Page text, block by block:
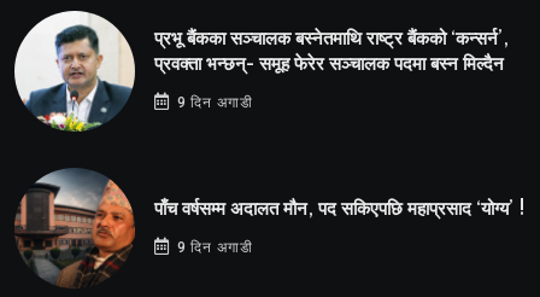
प्रभू बैंकका सञ्चालक बस्नेतमाथि राष्ट्र बैंकको ‘कन्सर्न’,
प्रवक्ता भन्छन्- समूह फेरेर सञ्चालक पदमा बस्न मिल्दैन
9 दिन अगाडी
पाँच वर्षसम्म अदालत मौन, पद सकिएपछि महाप्रसाद ‘योग्य’ !
9 दिन अगाडी